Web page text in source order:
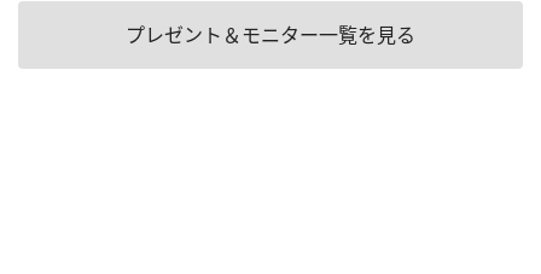
プレゼント＆モニター一覧を見る